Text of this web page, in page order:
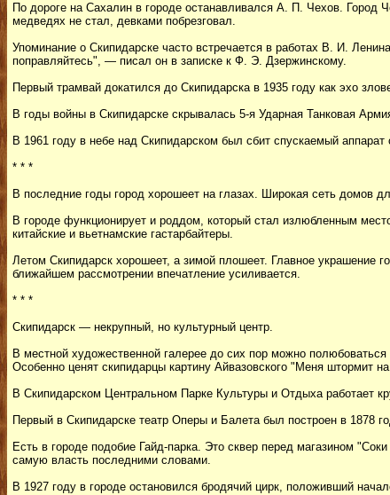
По дороге на Сахалин в городе останавливался А. П. Чехов. Город
медведях не стал, девками побрезговал.
Упоминание о Скипидарске часто встречается в работах В. И.
поправляйтесь", — писал он в записке к Ф. Э. Дзержинскому.
Первый трамвай докатился до Скипидарска в 1935 году как эхо
В годы войны в Скипидарске скрывалась 5-я Ударная Танковая
В 1961 году в небе над Скипидарском был сбит спускаемый
* * *
В последние годы город хорошеет на глазах. Широкая сеть домов
В городе функционирует и роддом, который стал излюбленным
китайские и вьетнамские гастарбайтеры.
Летом Скипидарск хорошеет, а зимой плошеет. Главное украшение
ближайшем рассмотрении впечатление усиливается.
* * *
Скипидарск — некрупный, но культурный центр.
В местной художественной галерее до сих пор можно
Особенно ценят скипидарцы картину Айвазовского "Меня штормит
В Скипидарском Центральном Парке Культуры и Отдыха работает
Первый в Скипидарске театр Оперы и Балета был построен в 1878
Есть в городе подобие Гайд-парка. Это сквер перед магазином
самую власть последними словами.
В 1927 году в городе остановился бродячий цирк, положивший